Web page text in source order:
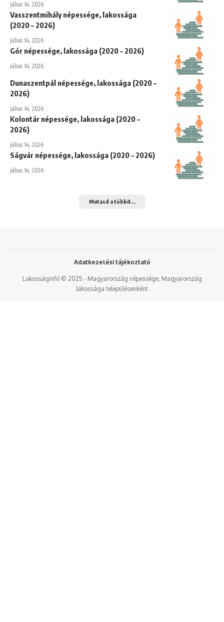
július 14, 2026
Vasszentmihály népessége, lakossága
(2020 – 2026)
július 14, 2026
Gór népessége, lakossága (2020 – 2026)
július 14, 2026
Dunaszentpál népessége, lakossága (2020 –
2026)
július 14, 2026
Kolontár népessége, lakossága (2020 –
2026)
július 14, 2026
Ságvár népessége, lakossága (2020 – 2026)
július 14, 2026
Mutasd a többit...
Lakosságinfó © 2025 - Magyarország népessége, Magyarország
lakossága településenként
Adatkezelési tájékoztató